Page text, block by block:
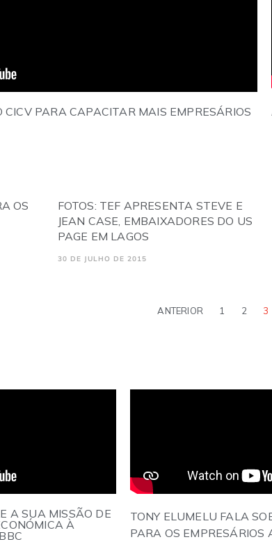
CICV PARA CAPACITAR MAIS EMPRESÁRIOS
OS
FOTOS: TEF APRESENTA STEVE E
JEAN CASE, EMBAIXADORES DO US
PAGE EM LAGOS
30 DE JULHO DE 2015
ANTERIOR 1 2 3
A SUA MISSÃO DE
À
TONY ELUMELU FALA
PARA OS EMPRESÁRIOS